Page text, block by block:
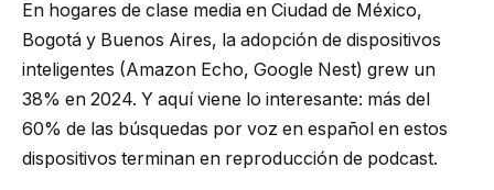
En hogares de clase media en Ciudad de México,
Bogotá y Buenos Aires, la adopción de dispositivos
inteligentes (Amazon Echo, Google Nest) grew un
38% en 2024. Y aquí viene lo interesante: más del
60% de las búsquedas por voz en español en estos
dispositivos terminan en reproducción de podcast.